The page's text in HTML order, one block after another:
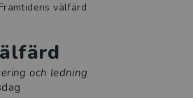
Framtidens välfärd
och ledning